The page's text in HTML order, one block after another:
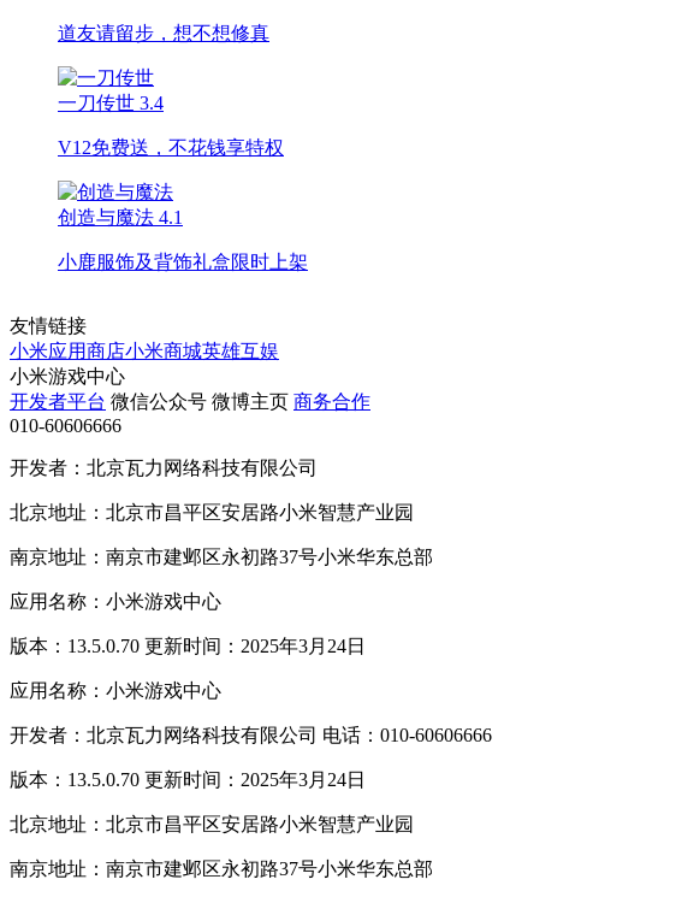
道友请留步，想不想修真
一刀传世 3.4
V12免费送，不花钱享特权
创造与魔法 4.1
小鹿服饰及背饰礼盒限时上架
友情链接
小米应用商店小米商城英雄互娱
小米游戏中心
开发者平台 微信公众号 微博主页 商务合作
010-60606666
开发者：北京瓦力网络科技有限公司
北京地址：北京市昌平区安居路小米智慧产业园
南京地址：南京市建邺区永初路37号小米华东总部
应用名称：小米游戏中心
版本：13.5.0.70 更新时间：2025年3月24日
应用名称：小米游戏中心
开发者：北京瓦力网络科技有限公司 电话：010-60606666
版本：13.5.0.70 更新时间：2025年3月24日
北京地址：北京市昌平区安居路小米智慧产业园
南京地址：南京市建邺区永初路37号小米华东总部